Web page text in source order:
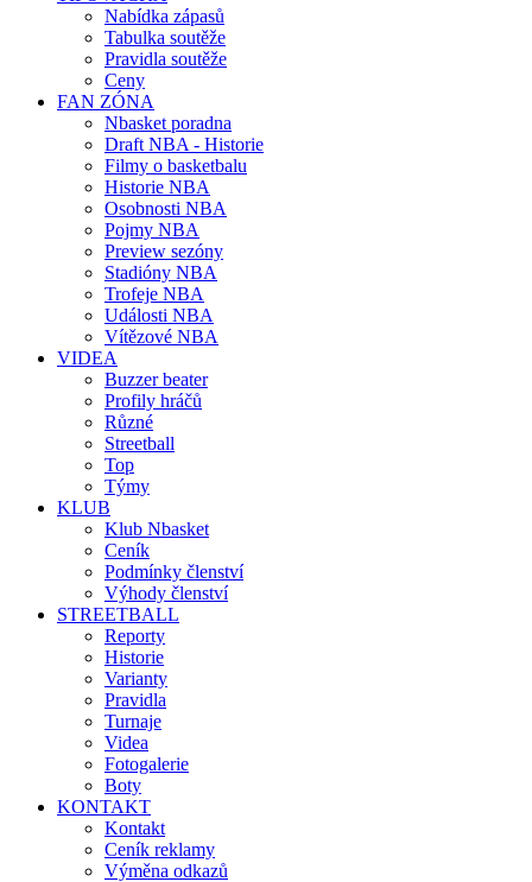
Nabídka zápasů
Tabulka soutěže
Pravidla soutěže
Ceny
FAN ZÓNA
Nbasket poradna
Draft NBA - Historie
Filmy o basketbalu
Historie NBA
Osobnosti NBA
Pojmy NBA
Preview sezóny
Stadióny NBA
Trofeje NBA
Události NBA
Vítězové NBA
VIDEA
Buzzer beater
Profily hráčů
Různé
Streetball
Top
Týmy
KLUB
Klub Nbasket
Ceník
Podmínky členství
Výhody členství
STREETBALL
Reporty
Historie
Varianty
Pravidla
Turnaje
Videa
Fotogalerie
Boty
KONTAKT
Kontakt
Ceník reklamy
Výměna odkazů